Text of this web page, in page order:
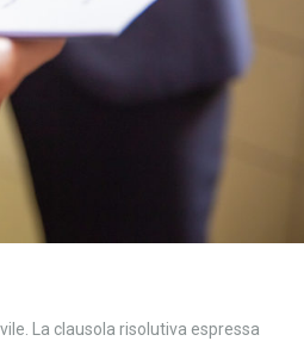
La clausola risolutiva espressa